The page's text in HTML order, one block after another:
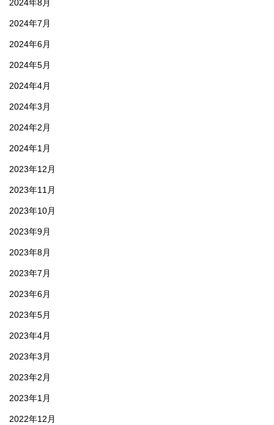
2024年8月
2024年7月
2024年6月
2024年5月
2024年4月
2024年3月
2024年2月
2024年1月
2023年12月
2023年11月
2023年10月
2023年9月
2023年8月
2023年7月
2023年6月
2023年5月
2023年4月
2023年3月
2023年2月
2023年1月
2022年12月